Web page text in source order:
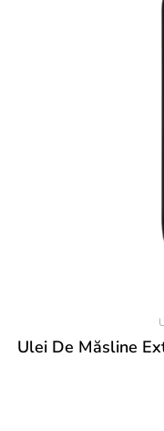
Ulei De Măsline